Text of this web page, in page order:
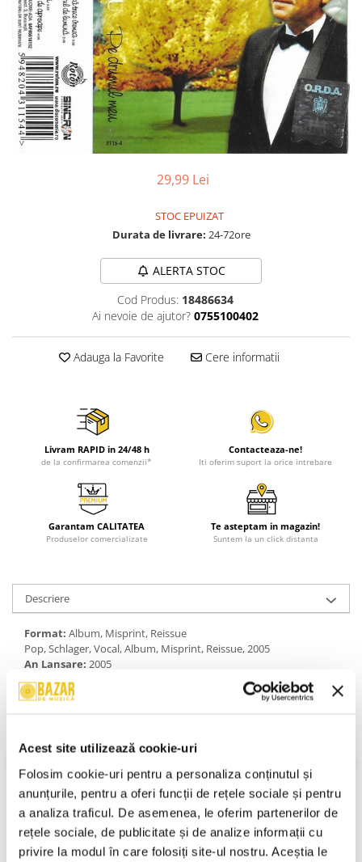
Acest site utilizează cookie-uri
Folosim cookie-uri pentru a personaliza conținutul și
anunțurile, pentru a oferi funcții de rețele sociale și pentru
a analiza traficul. De asemenea, le oferim partenerilor de
rețele sociale, de publicitate și de analize informații cu
privire la modul în care folosiți site-ul nostru. Aceștia le
Viniluri Românești
Colecția Electrecord
29,99 Lei
STOC EPUIZAT
Durata de livrare: 24-72ore
ALERTA STOC
Cod Produs: 18486634
Ai nevoie de ajutor? 0755100402
Adauga la Favorite Cere informatii
Livram RAPID in 24/48 h
de la confirmarea comenzii*
Contacteaza-ne!
Iti oferim suport la orice intrebare
Garantam CALITATEA
Produselor comercializate
Te asteptam in magazin!
Suntem la un click distanta
Descriere
Format: Album, Misprint, Reissue
Pop, Schlager, Vocal, Album, Misprint, Reissue, 2005
An Lansare: 2005
Stil:Schlager
Stare Disc:
Review-uri(0)
PRODUSE ALTERNATIVE